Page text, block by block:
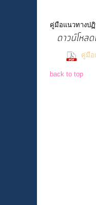
คู่มือแนวทางปฏิ
ดาวน์โหล
คู่มือ
back to top